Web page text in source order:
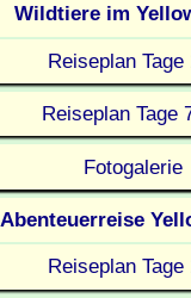
Wildtiere im
Reiseplan Tage
Reiseplan Tage
Fotogalerie
Abenteuerreise
Reiseplan Tage